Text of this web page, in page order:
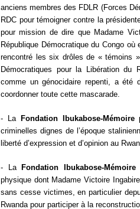
anciens membres des FDLR (Forces
RDC pour témoigner contre la
pour mission de dire que Madame
République Démocratique du Congo
rencontré les six drôles de « témoins
Démocratiques pour la Libération du
comme un génocidaire repenti, a été
coordonner toute cette mascarade.
- La Fondation Ibukabose-Mémoire
criminelles dignes de l’époque
liberté d’expression et d’opinion au
- La Fondation Ibukabose-Mémoire
physique dont Madame Victoire
sans cesse victimes, en particulier
Rwanda pour participer à la